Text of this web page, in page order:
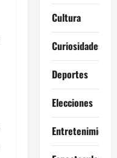
Cultura
Curiosidades
Deportes
Elecciones
Entretenimiento